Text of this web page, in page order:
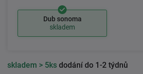
Dub sonoma
skladem
skladem > 5ks dodání do 1-2 týdnů